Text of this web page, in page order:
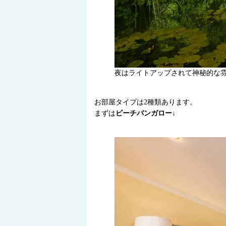
夜はライトアップされて神秘的な
お部屋タイプは2種類あります。
まずは ビーチバンガロー↓